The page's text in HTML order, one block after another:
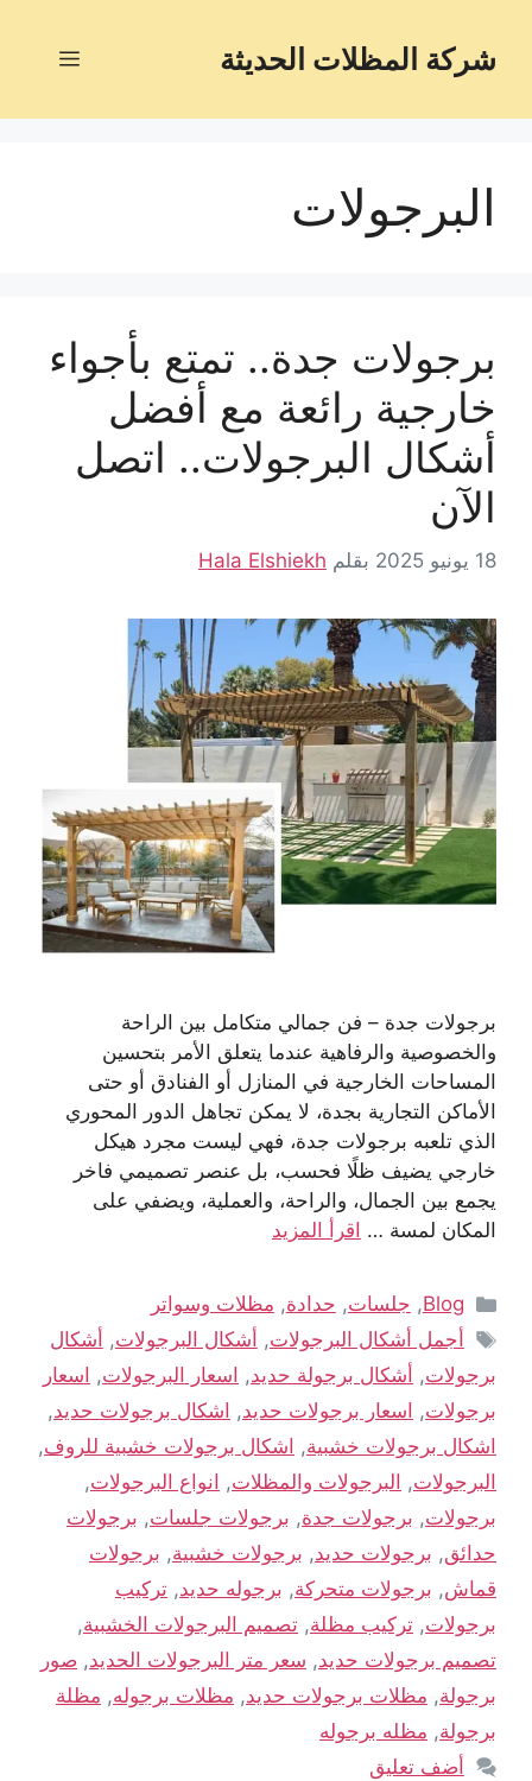
شركة المظلات الحديثة
البرجولات
برجولات جدة.. تمتع بأجواء
خارجية رائعة مع أفضل
أشكال البرجولات.. اتصل
الآن
18 يونيو 2025 بقلم Hala Elshiekh
برجولات جدة – فن جمالي متكامل بين الراحة
والخصوصية والرفاهية عندما يتعلق الأمر بتحسين
المساحات الخارجية في المنازل أو الفنادق أو حتى
الأماكن التجارية بجدة، لا يمكن تجاهل الدور المحوري
الذي تلعبه برجولات جدة، فهي ليست مجرد هيكل
خارجي يضيف ظلًا فحسب، بل عنصر تصميمي فاخر
يجمع بين الجمال، والراحة، والعملية، ويضفي على
المكان لمسة … اقرأ المزيد
Blog
, جلسات, حدادة, مظلات وسواتر
أجمل أشكال البرجولات, أشكال البرجولات, أشكال
برجولات, أشكال برجولة حديد, اسعار البرجولات, اسعار
برجولات, اسعار برجولات حديد, اشكال برجولات حديد,
اشكال برجولات خشبية, اشكال برجولات خشبية للروف,
البرجولات, البرجولات والمظلات, انواع البرجولات,
برجولات, برجولات جدة, برجولات جلسات, برجولات
حدائق, برجولات حديد, برجولات خشبية, برجولات
قماش, برجولات متحركة, برجوله حديد, تركيب
برجولات, تركيب مظلة, تصميم البرجولات الخشبية,
تصميم برجولات حديد, سعر متر البرجولات الحديد, صور
برجولة, مظلات برجولات حديد, مظلات برجوله, مظلة
برجولة, مظله برجوله
أضف تعليق